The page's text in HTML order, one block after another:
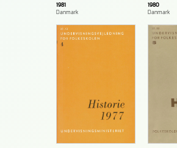
1981
Danmark
1980
Danmark